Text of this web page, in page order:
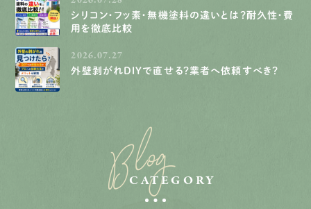
シリコン・フッ素・無機塗料の違いとは？耐久性・費
用を徹底比較
2026.07.27
外壁剥がれDIYで直せる？業者へ依頼すべき？
Blog
CATEGORY